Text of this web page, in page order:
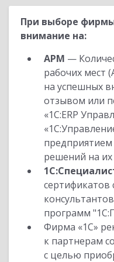
При выборе
внимание на:
АРМ —
рабочих мест
на успешных
отзывом или
«1С:ERP
решений на их
сертификатов
программ
Фирма «1С»
к партнерам
с целью